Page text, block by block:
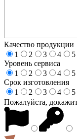
Качество продукции
1
2 3 4
5
Уровень сервиса
1
2 3 4
5
Срок изготовления
1
2 3 4
5
Пожалуйста,